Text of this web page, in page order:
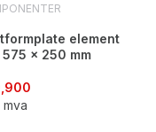
element
575 x 250 mm
mva